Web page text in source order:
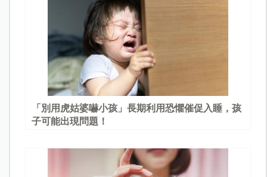
「別用虎姑婆嚇小孩」長期利用恐懼催促入睡，孩
子可能出現問題！